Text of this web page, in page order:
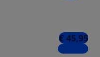
€ 45,95
4 winkels